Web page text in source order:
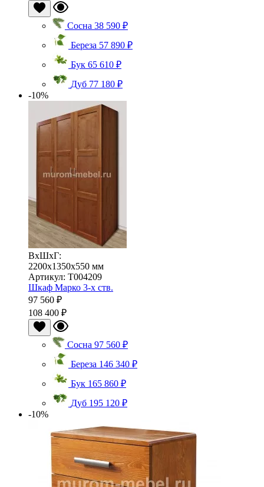
Сосна 38 590 ₽
Береза 57 890 ₽
Бук 65 610 ₽
Дуб 77 180 ₽
-10%
ВхШхГ:
2200x1350x550 мм
Артикул: Т004209
Шкаф Марко 3-х ств.
97 560 ₽
108 400 ₽
Сосна 97 560 ₽
Береза 146 340 ₽
Бук 165 860 ₽
Дуб 195 120 ₽
-10%